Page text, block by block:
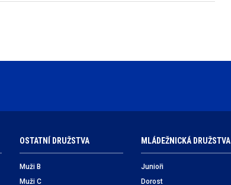
OSTATNÍ DRUŽSTVA
Muži B
Muži C
MLÁDEŽNICKÁ DRUŽSTVA
Junioři
Dorost